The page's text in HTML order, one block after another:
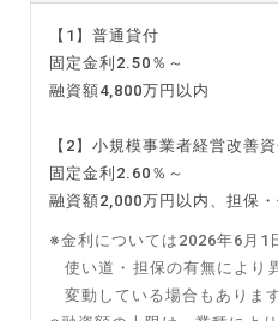
【1】普通貸付
固定金利2.50％～
融資額4,800万円以内
【2】小規模事業者経営改善資
固定金利2.60％～
融資額2,000万円以内、担保
※金利については2026年6月1
使い道・担保の有無により
変動している場合もあります